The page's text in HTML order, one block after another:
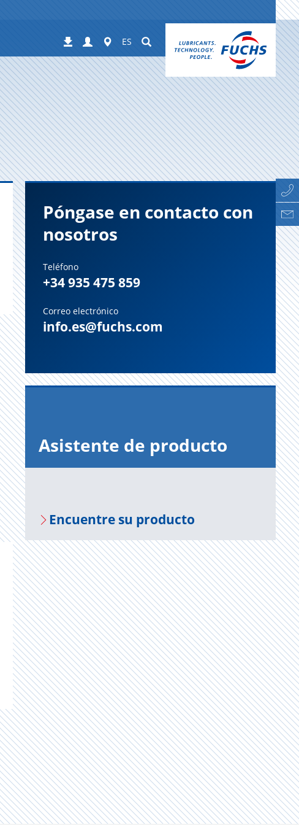
Descargas
Login Worldwide
ES Suchen
Póngase en contacto con
nosotros
Teléfono
+34 935 475 859
Correo electrónico
info.es@fuchs.com
Asis­ten­te de pro­duc­to
En­cuen­tre su pro­duc­to